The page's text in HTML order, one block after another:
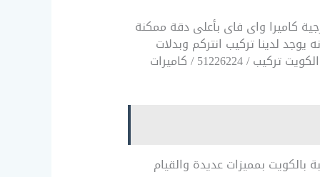
كاميرا واى فاى بأعلى دقة ممكنة
يوجد لدينا تركيب انتركم وبدلات
بصمه حضور وانصراف لكل المكاتب والشركات والمطاعم وأيضاً الأبراج السكنية، وذلك خلال كاميرات مراقبة الكويت تركيب / 51226224 / كاميرات
بالكويت بمميزات عديدة والقيام